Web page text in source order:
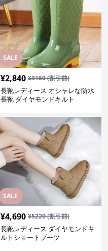
SALE
¥2,840 ¥3160(割引前)
長靴レディース オシャレな防水
長靴 ダイヤモンドキルト
SALE
¥4,690 ¥5220(割引前)
長靴レディース ダイヤモンドキ
ルトショートブーツ